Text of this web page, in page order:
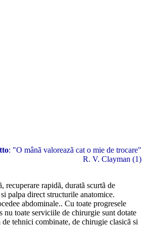
: "O mânã valoreazã cat o mie de trocare"
R. V. Clayman (1)
recuperare rapidã, duratã scurtã de
palpa direct structurile anatomice.
abdominale.. Cu toate progresele
toate serviciile de chirurgie sunt dotate
tehnici combinate, de chirugie clasicã si